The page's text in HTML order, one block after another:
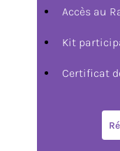
Accès au
Kit
Certificat